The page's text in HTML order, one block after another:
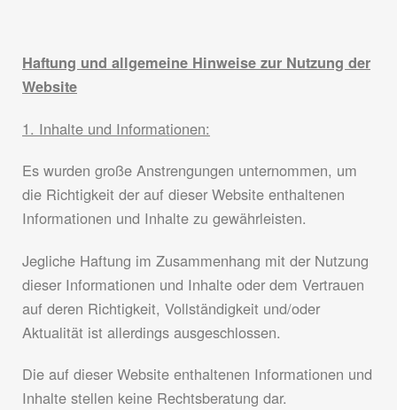
Haftung und allgemeine Hinweise zur Nutzung der
Website
1. Inhalte und Informationen:
Es wurden große Anstrengungen unternommen, um
die Richtigkeit der auf dieser Website enthaltenen
Informationen und Inhalte zu gewährleisten.
Jegliche Haftung im Zusammenhang mit der Nutzung
dieser Informationen und Inhalte oder dem Vertrauen
auf deren Richtigkeit, Vollständigkeit und/oder
Aktualität ist allerdings ausgeschlossen.
Die auf dieser Website enthaltenen Informationen und
Inhalte stellen keine Rechtsberatung dar.